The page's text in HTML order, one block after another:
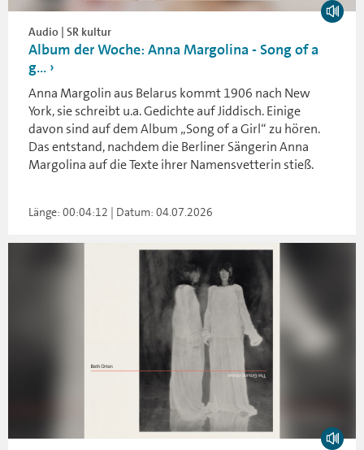
Audio | SR kultur
Album der Woche: Anna Margolina - Song of a
g...
Anna Margolin aus Belarus kommt 1906 nach New
York, sie schreibt u.a. Gedichte auf Jiddisch. Einige
davon sind auf dem Album „Song of a Girl“ zu hören.
Das entstand, nachdem die Berliner Sängerin Anna
Margolina auf die Texte ihrer Namensvetterin stieß.
Länge: 00:04:12 | Datum: 04.07.2026